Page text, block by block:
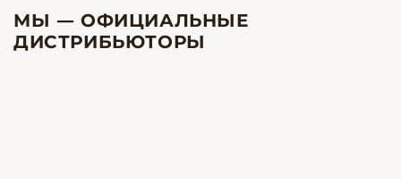
МЫ — ОФИЦИАЛЬНЫЕ
ДИСТРИБЬЮТОРЫ